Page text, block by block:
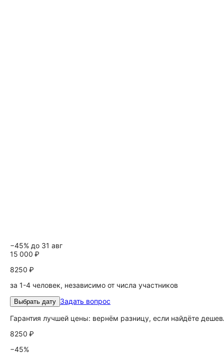
−45% до 31 авг
15 000 ₽
8250 ₽
за 1-4 человек, независимо от числа участников
Выбрать дату Задать вопрос
Гарантия лучшей цены: вернём разницу, если найдёте
8250 ₽
−45%